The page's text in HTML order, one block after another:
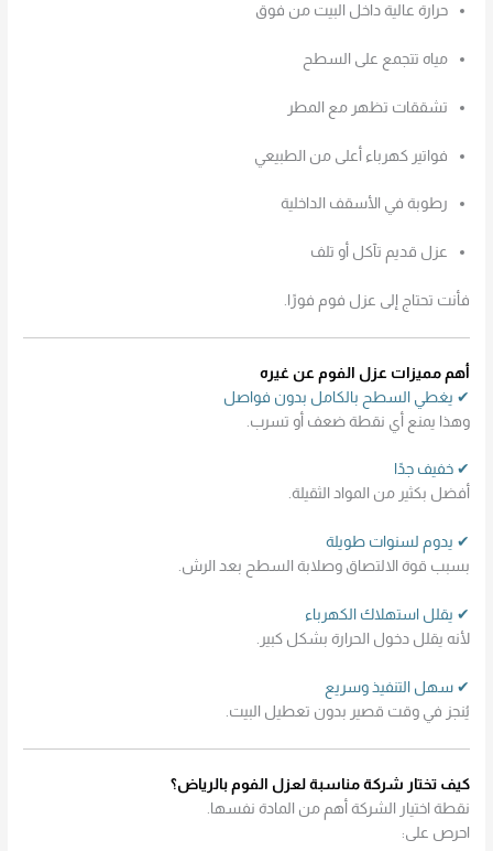
حرارة عالية داخل البيت من فوق
مياه تتجمع على السطح
تشققات تظهر مع المطر
فواتير كهرباء أعلى من الطبيعي
رطوبة في الأسقف الداخلية
عزل قديم تآكل أو تلف
فأنت تحتاج إلى عزل فوم فورًا.
أهم مميزات عزل الفوم عن غيره
✔ يغطي السطح بالكامل بدون فواصل
وهذا يمنع أي نقطة ضعف أو تسرب.
✔ خفيف جدًا
أفضل بكثير من المواد الثقيلة.
✔ يدوم لسنوات طويلة
بسبب قوة الالتصاق وصلابة السطح بعد الرش.
✔ يقلل استهلاك الكهرباء
لأنه يقلل دخول الحرارة بشكل كبير.
✔ سهل التنفيذ وسريع
يُنجز في وقت قصير بدون تعطيل البيت.
كيف تختار شركة مناسبة لعزل الفوم بالرياض؟
نقطة اختيار الشركة أهم من المادة نفسها.
احرص على: